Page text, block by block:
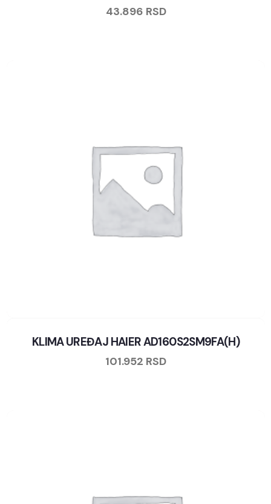
43.896 RSD
KLIMA UREĐAJ HAIER AD160S2SM9FA(H)
101.952 RSD